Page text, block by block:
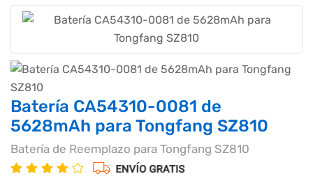
Batería CA54310-0081 de
5628mAh para Tongfang SZ810
Batería de Reemplazo para Tongfang SZ810